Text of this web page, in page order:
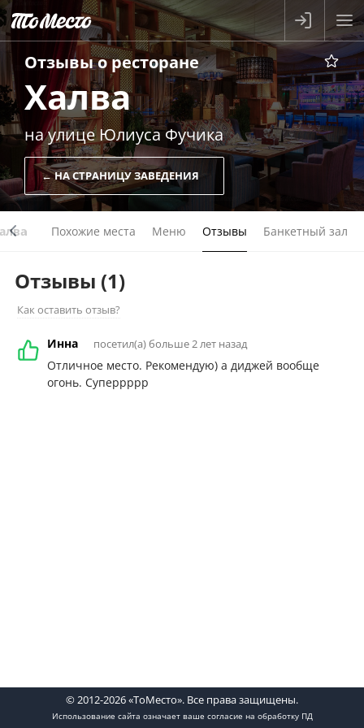
Отзывы оресторане
Халва
на улице Юлиуса Фучика
← НА СТРАНИЦУ ЗАВЕДЕНИЯ
Похожие места Меню Отзывы Банкетный зал
Отзывы (1)
Как оставить отзыв?
Инна посетил(а) больше 2 лет назад
Отличное место. Рекомендую) а диджей вообще
огонь. Суперрррр
© 2012-2026 «ТоМесто». Все права защищены.
Использование сайта означает ваше согласие на обработку ПД